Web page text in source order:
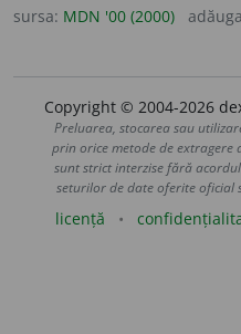
sursa: MDN '00 (2000)
Copyright © 2004-2026
Preluarea, stocarea sau
prin orice metode de extragere
sunt strict interzise fără
seturilor de date oferite oficial
licență